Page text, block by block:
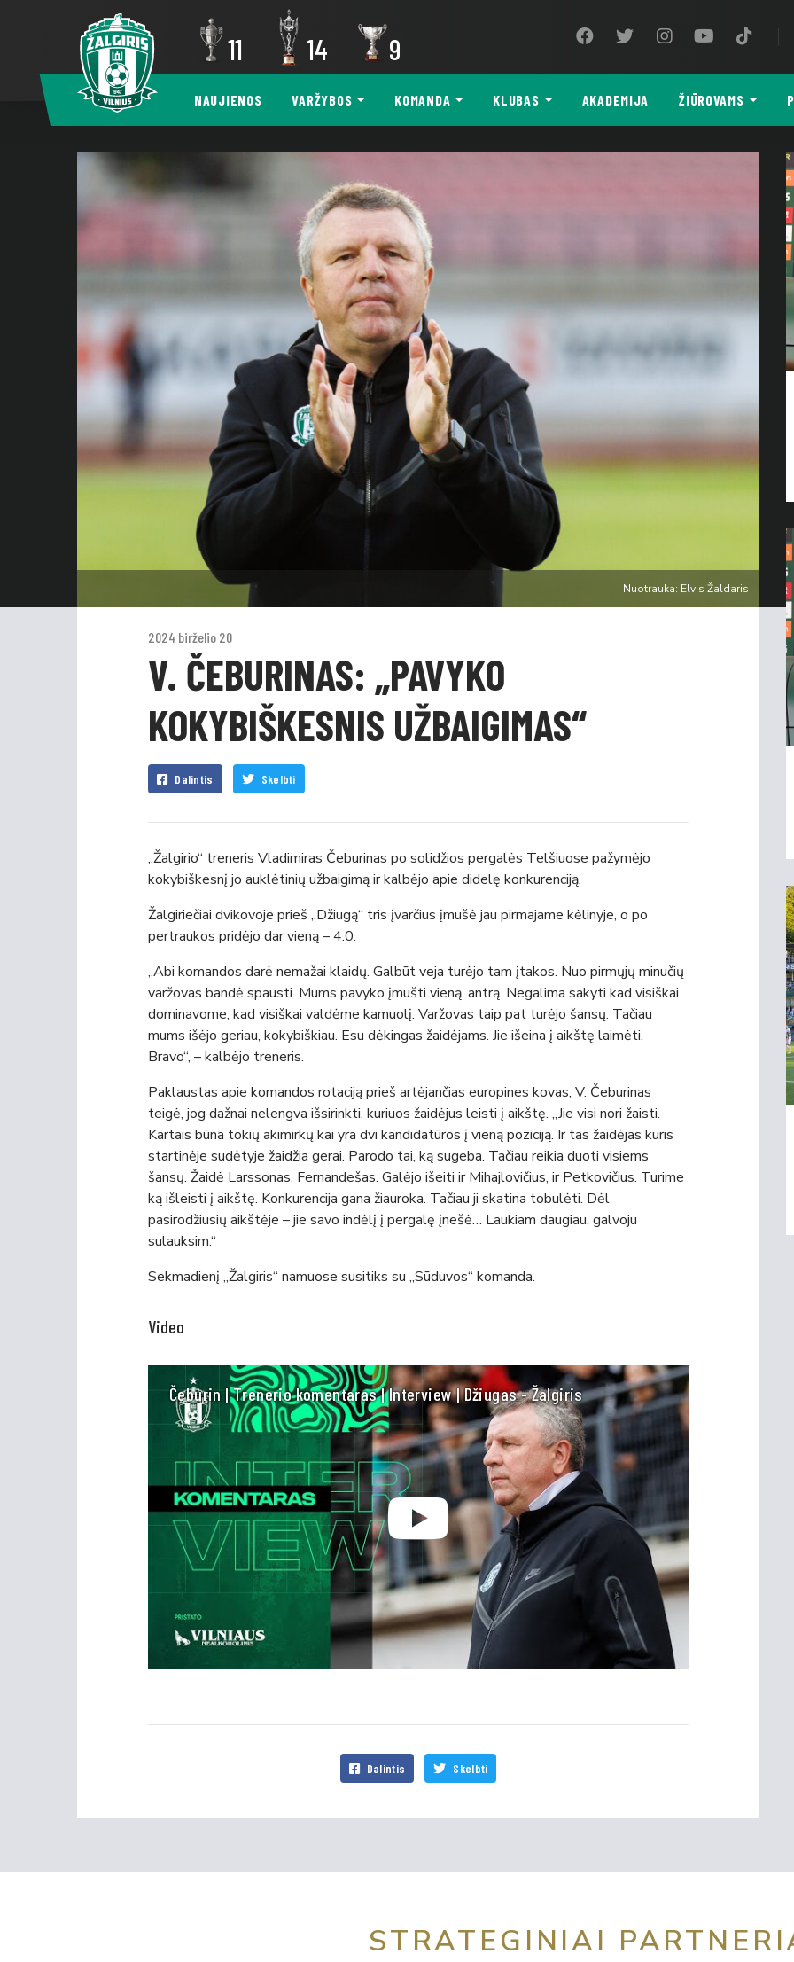
11 14 9
NAUJIENOS VARŽYBOS KOMANDA KLUBAS AKADEMIJA ŽIŪROVAMS
Nuotrauka: Elvis Žaldaris
2024 birželio 20
V. ČEBURINAS: „PAVYKO
KOKYBIŠKESNIS UŽBAIGIMAS“
Dalintis Skelbti
„Žalgirio“ treneris Vladimiras Čeburinas po solidžios pergalės Telšiuose pažymėjo
kokybiškesnį jo auklėtinių užbaigimą ir kalbėjo apie didelę konkurenciją.
Žalgiriečiai dvikovoje prieš „Džiugą“ tris įvarčius įmušė jau pirmajame kėlinyje, o po
pertraukos pridėjo dar vieną – 4:0.
„Abi komandos darė nemažai klaidų. Galbūt veja turėjo tam įtakos. Nuo pirmųjų minučių
varžovas bandė spausti. Mums pavyko įmušti vieną, antrą. Negalima sakyti kad visiškai
dominavome, kad visiškai valdėme kamuolį. Varžovas taip pat turėjo šansų. Tačiau
mums išėjo geriau, kokybiškiau. Esu dėkingas žaidėjams. Jie išeina į aikštę laimėti.
Bravo“, – kalbėjo treneris.
Paklaustas apie komandos rotaciją prieš artėjančias europines kovas, V. Čeburinas
teigė, jog dažnai nelengva išsirinkti, kuriuos žaidėjus leisti į aikštę. „Jie visi nori žaisti.
Kartais būna tokių akimirkų kai yra dvi kandidatūros į vieną poziciją. Ir tas žaidėjas kuris
startinėje sudėtyje žaidžia gerai. Parodo tai, ką sugeba. Tačiau reikia duoti visiems
šansų. Žaidė Larssonas, Fernandešas. Galėjo išeiti ir Mihajlovičius, ir Petkovičius. Turime
ką išleisti į aikštę. Konkurencija gana žiauroka. Tačiau ji skatina tobulėti. Dėl
pasirodžiusių aikštėje – jie savo indėlį į pergalę įnešė… Laukiam daugiau, galvoju
sulauksim.“
Sekmadienį „Žalgiris“ namuose susitiks su „Sūduvos“ komanda.
Video
Čeburin | Trenerio komentaras | Interview | Džiugas - Žalgiris
Dalintis Skelbti
STRATEGINIAI